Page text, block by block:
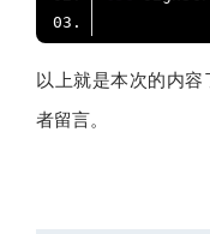
以上就是本次的内
者留言。